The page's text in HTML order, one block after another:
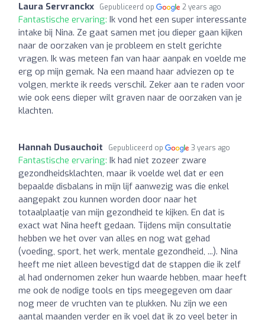
Laura Servranckx Gepubliceerd op 2 years ago
Fantastische ervaring: Ik vond het een super interessante
intake bij Nina. Ze gaat samen met jou dieper gaan kijken
naar de oorzaken van je probleem en stelt gerichte
vragen. Ik was meteen fan van haar aanpak en voelde me
erg op mijn gemak. Na een maand haar adviezen op te
volgen, merkte ik reeds verschil. Zeker aan te raden voor
wie ook eens dieper wilt graven naar de oorzaken van je
klachten.
Hannah Dusauchoit Gepubliceerd op 3 years ago
Fantastische ervaring: Ik had niet zozeer zware
gezondheidsklachten, maar ik voelde wel dat er een
bepaalde disbalans in mijn lijf aanwezig was die enkel
aangepakt zou kunnen worden door naar het
totaalplaatje van mijn gezondheid te kijken. En dat is
exact wat Nina heeft gedaan. Tijdens mijn consultatie
hebben we het over van alles en nog wat gehad
(voeding, sport, het werk, mentale gezondheid, ...). Nina
heeft me niet alleen bevestigd dat de stappen die ik zelf
al had ondernomen zeker hun waarde hebben, maar heeft
me ook de nodige tools en tips meegegeven om daar
nog meer de vruchten van te plukken. Nu zijn we een
aantal maanden verder en ik voel dat ik zo veel beter in